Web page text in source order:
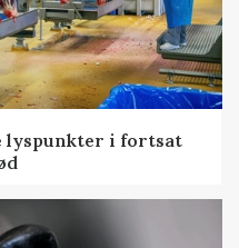
lyspunkter i fortsat